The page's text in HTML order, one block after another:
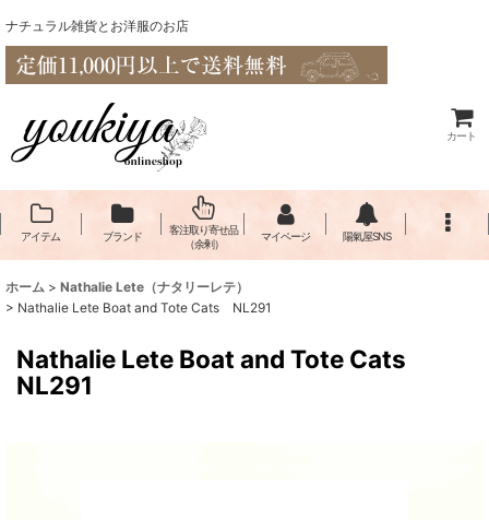
ナチュラル雑貨とお洋服のお店
カート
アイテム ブランド
客注取り寄せ品
（余剰）
マイページ 陽氣屋SNS
ホーム > Nathalie Lete（​ナタリーレテ）
> Nathalie Lete Boat and Tote Cats NL291
Nathalie Lete Boat and Tote Cats
NL291